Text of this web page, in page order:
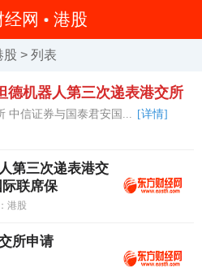
网 港股
股 > 列表
德机器人第三次递表港交所
中信证券与国泰君安国... [详情]
第三次递表港交
联席保
港股
所申请